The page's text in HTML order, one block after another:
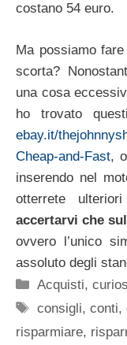
costano 54 euro.
Ma possiamo
scorta?
una cosa
ho trovato
ebay.it/
Cheap-and-Fast,
inserendo nel
otterrete
accertarvi che
ovvero l’unico
assoluto degli
Categorie
Acquisti,
Tag
consigli,conti,
risparmiare,